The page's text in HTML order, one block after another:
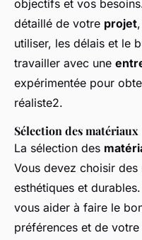
objectifs et vos
détaillé de votre projet
utiliser, les délais et le
travailler avec une
expérimentée pour
réaliste2.
Sélection des matériaux
La sélection des
Vous devez choisir
esthétiques et
vous aider à faire le
préférences et de